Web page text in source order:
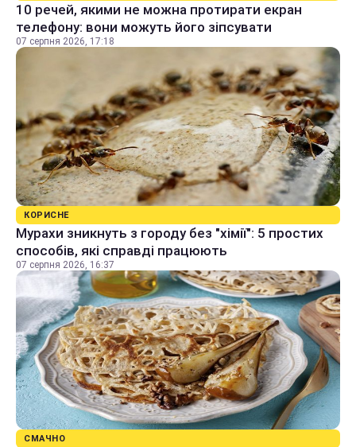
10 речей, якими не можна протирати екран
телефону: вони можуть його зіпсувати
07 серпня 2026, 17:18
КОРИСНЕ
Мурахи зникнуть з городу без "хімії": 5 простих
способів, які справді працюють
07 серпня 2026, 16:37
СМАЧНО